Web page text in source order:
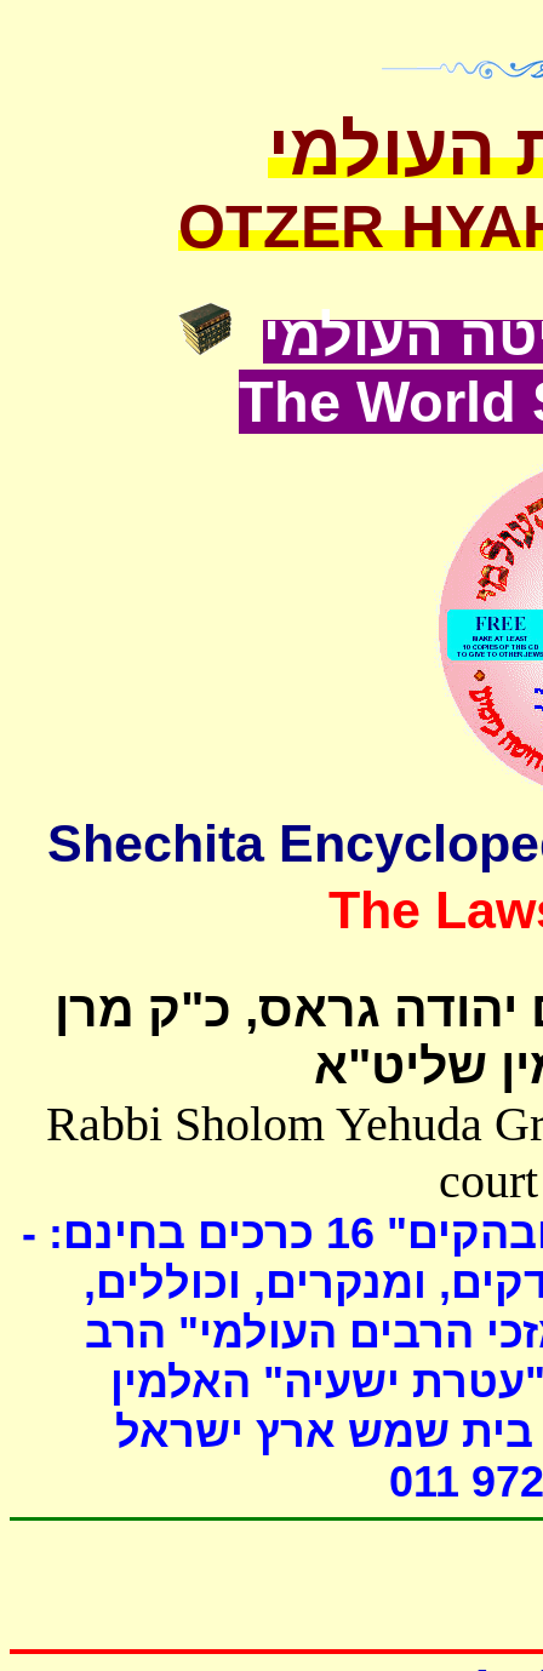
העולמי
OTZER
העולמי
The World
The
גראס, כ"ק מרן
שליט"א
Rabbi Sholom Yehuda
כרכים בחינם: -
ומנקרים, וכוללים,
הרבים העולמי" הרב
ישעיה" האלמין
שמש ארץ ישראל
011